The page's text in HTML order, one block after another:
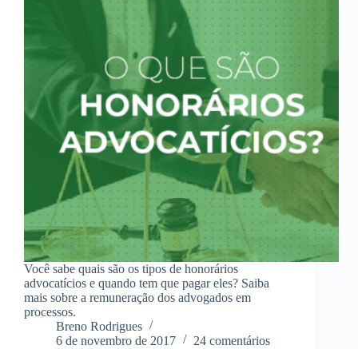
Você sabe quais são os tipos de honorários
advocatícios e quando tem que pagar eles? Saiba
mais sobre a remuneração dos advogados em
processos.
Breno Rodrigues
6 de novembro de 2017
24 comentários